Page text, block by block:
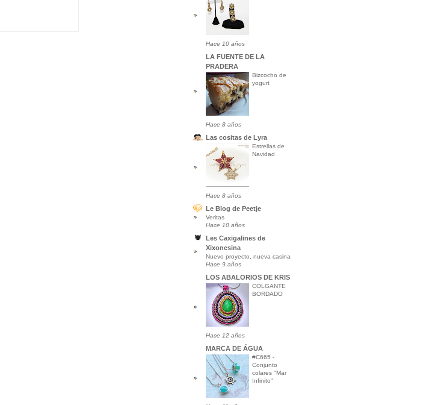
Hace 10 años
LA FUENTE DE LA
PRADERA
Bizcocho de
yogurt
Hace 8 años
Las cositas de Lyra
Estrellas de
Navidad
Hace 8 años
Le Blog de Peetje
Veritas
Hace 10 años
Les Caxigalines de
Xixonesina
Nuevo proyecto, nueva casina
Hace 9 años
LOS ABALORIOS DE KRIS
COLGANTE
BORDADO
Hace 12 años
MARCA DE ÁGUA
#C665 -
Conjunto
colares "Mar
Infinito"